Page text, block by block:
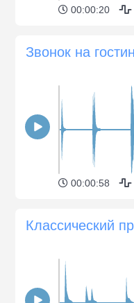
00:00:20
00:00:58
Классический